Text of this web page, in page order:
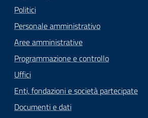
Politici
Personale amministrativo
Aree amministrative
Programmazione e controllo
Uffici
Enti, fondazioni e società partecipate
Documenti e dati